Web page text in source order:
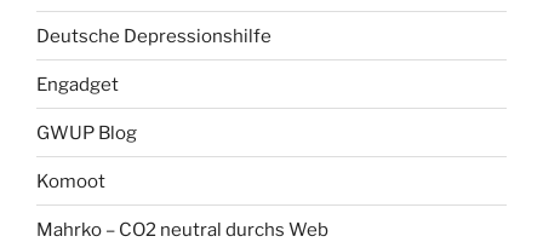
Deutsche Depressionshilfe
Engadget
GWUP Blog
Komoot
Mahrko – CO2 neutral durchs Web